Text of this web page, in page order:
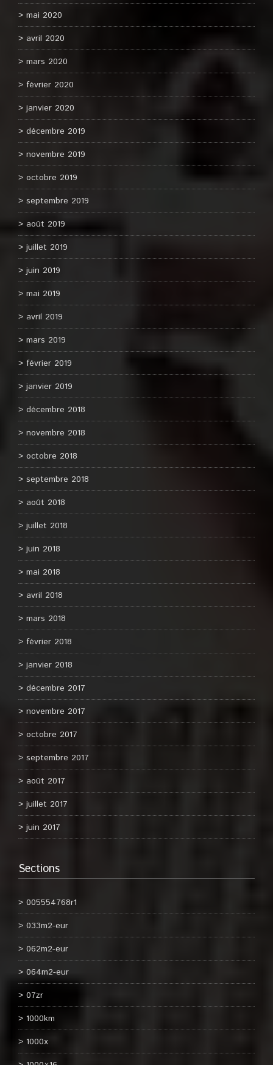
mai 2020
avril 2020
mars 2020
février 2020
janvier 2020
décembre 2019
novembre 2019
octobre 2019
septembre 2019
août 2019
juillet 2019
juin 2019
mai 2019
avril 2019
mars 2019
février 2019
janvier 2019
décembre 2018
novembre 2018
octobre 2018
septembre 2018
août 2018
juillet 2018
juin 2018
mai 2018
avril 2018
mars 2018
février 2018
janvier 2018
décembre 2017
novembre 2017
octobre 2017
septembre 2017
août 2017
juillet 2017
juin 2017
Sections
005554768r1
033m2-eur
062m2-eur
064m2-eur
07zr
1000km
1000x